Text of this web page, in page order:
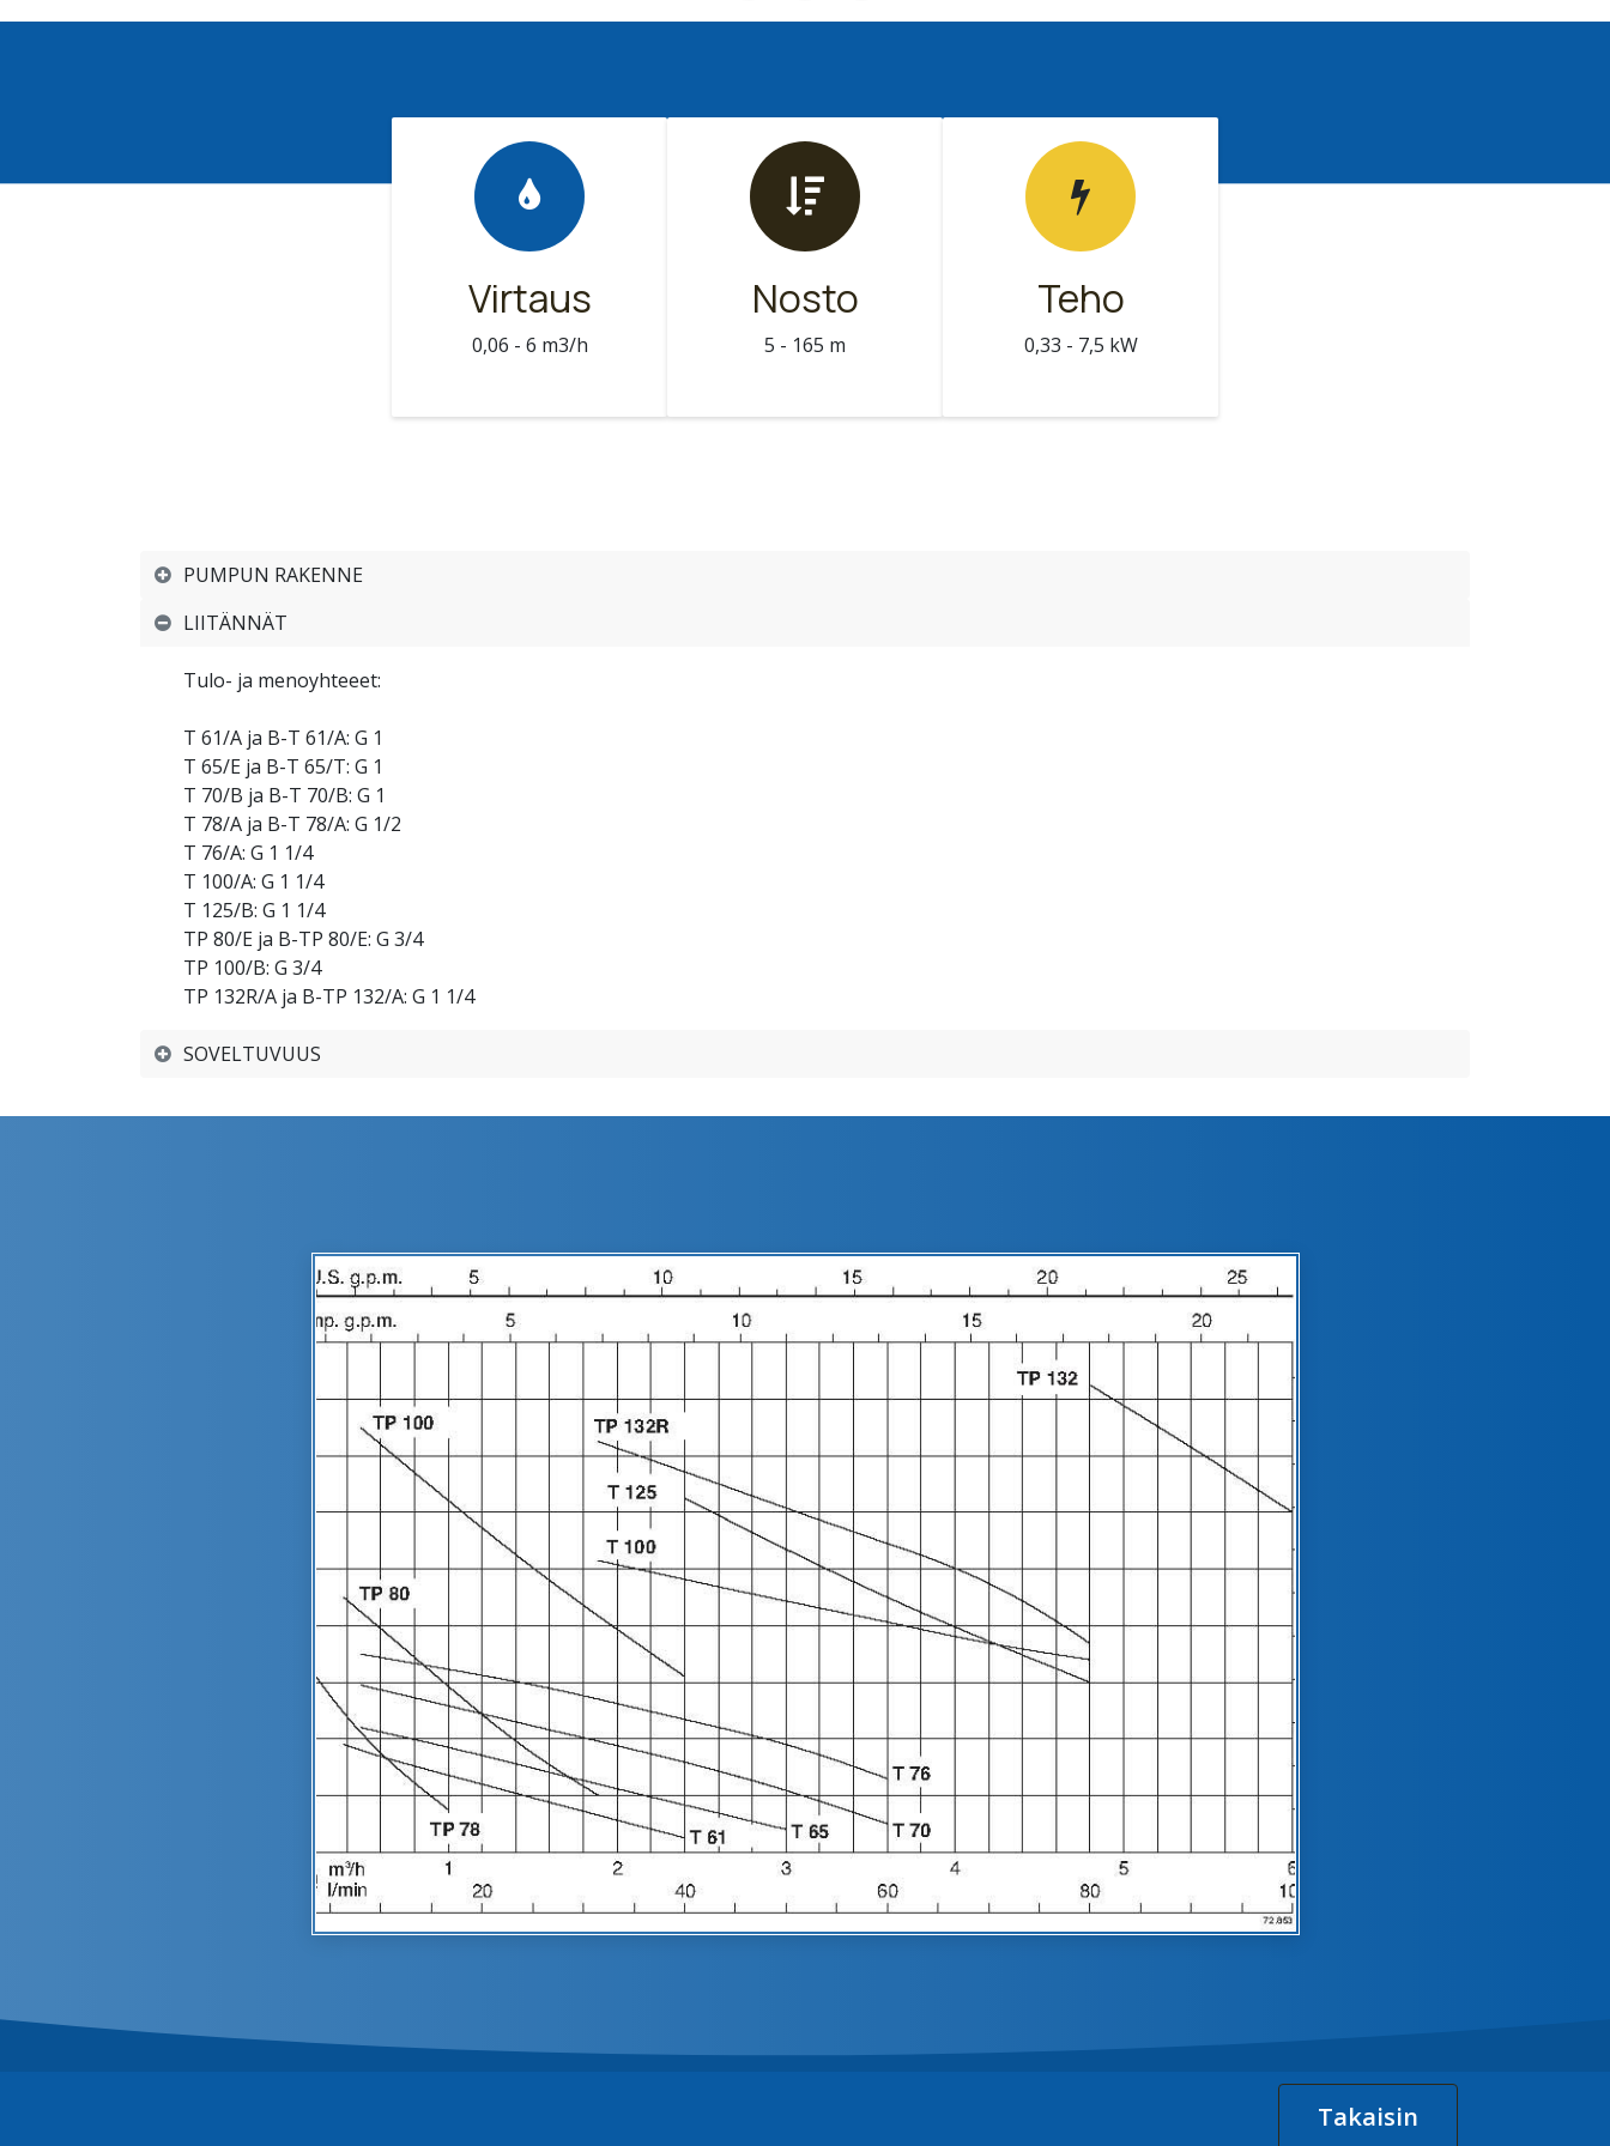
Virtaus
0,06 - 6 m3/h
Nosto
5 - 165 m
Teho
0,33 - 7,5 kW
PUMPUN RAKENNE
LIITÄNNÄT
Tulo- ja menoyhteeet:
T 61/A ja B-T 61/A: G 1
T 65/E ja B-T 65/T: G 1
T 70/B ja B-T 70/B: G 1
T 78/A ja B-T 78/A: G 1/2
T 76/A: G 1 1/4
T 100/A: G 1 1/4
T 125/B: G 1 1/4
TP 80/E ja B-TP 80/E: G 3/4
TP 100/B: G 3/4
TP 132R/A ja B-TP 132/A: G 1 1/4
SOVELTUVUUS
Takaisin